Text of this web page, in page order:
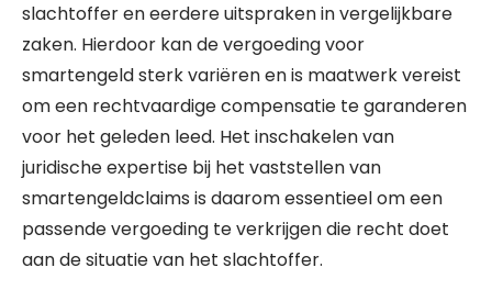
slachtoffer en eerdere uitspraken in vergelijkbare
zaken. Hierdoor kan de vergoeding voor
smartengeld sterk variëren en is maatwerk vereist
om een rechtvaardige compensatie te garanderen
voor het geleden leed. Het inschakelen van
juridische expertise bij het vaststellen van
smartengeldclaims is daarom essentieel om een
passende vergoeding te verkrijgen die recht doet
aan de situatie van het slachtoffer.